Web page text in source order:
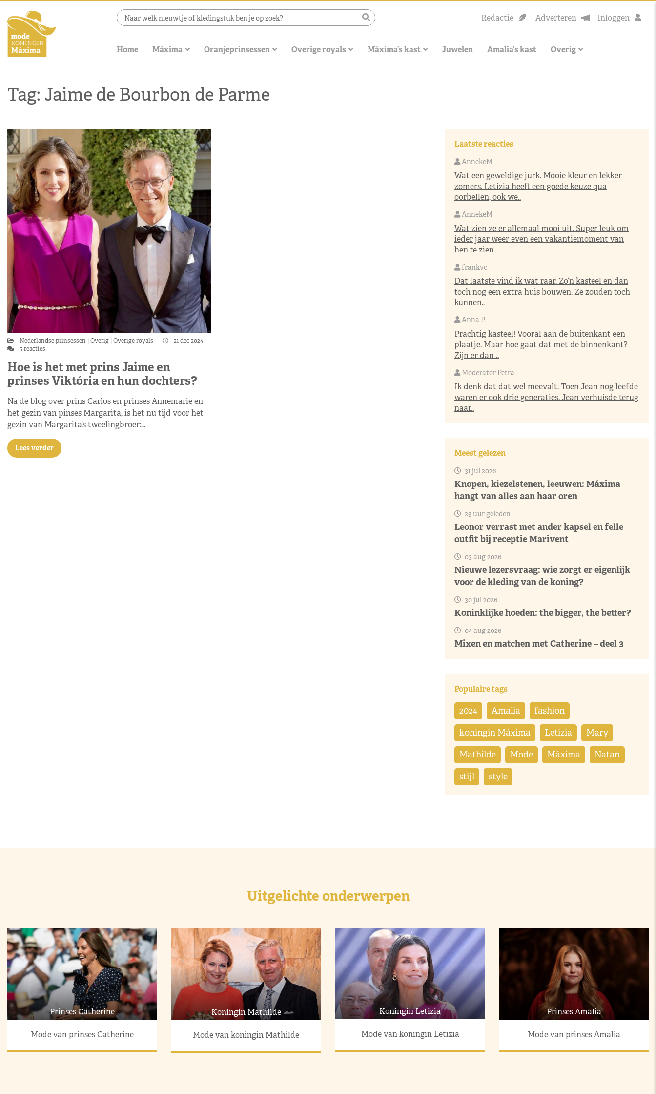
Redactie Adverteren Inloggen
Home Máxima Oranjeprinsessen Overige royals Máxima’s kast Juwelen Amalia’s kast Overig
Tag: Jaime de Bourbon de Parme
Nederlandse prinsessen Overig Overige royals
21 dec 2024
5 reacties
Hoe is het met prins Jaime en
prinses Viktória en hun dochters?
Na de blog over prins Carlos en prinses Annemarie en
het gezin van pinses Margarita, is het nu tijd voor het
gezin van Margarita’s tweelingbroer:…
Lees verder
Laatste reacties
AnnekeM
Wat een geweldige jurk. Mooie kleur en lekker
zomers. Letizia heeft een goede keuze qua
oorbellen, ook we..
AnnekeM
Wat zien ze er allemaal mooi uit. Super leuk om
ieder jaar weer even een vakantiemoment van
hen te zien...
frankvc
Dat laatste vind ik wat raar. Zo’n kasteel en dan
toch nog een extra huis bouwen. Ze zouden toch
kunnen..
Anna P.
Prachtig kasteel! Vooral aan de buitenkant een
plaatje. Maar hoe gaat dat met de binnenkant?
Zijn er dan ..
Moderator Petra
Ik denk dat dat wel meevalt. Toen Jean nog leefde
waren er ook drie generaties. Jean verhuisde terug
naar..
Meest gelezen
31 jul 2026
Knopen, kiezelstenen, leeuwen: Máxima
hangt van alles aan haar oren
23 uur geleden
Leonor verrast met ander kapsel en felle
outfit bij receptie Marivent
03 aug 2026
Nieuwe lezersvraag: wie zorgt er eigenlijk
voor de kleding van de koning?
30 jul 2026
Koninklijke hoeden: the bigger, the better?
04 aug 2026
Mixen en matchen met Catherine – deel 3
Populaire tags
2024 Amalia fashion
koningin Máxima Letizia Mary
Mathilde Mode Máxima Natan
stijl style
Uitgelichte onderwerpen
Prinses Catherine
Mode van prinses Catherine
Koningin Mathilde
Mode van koningin Mathilde
Koningin Letizia
Mode van koningin Letizia
Prinses Amalia
Mode van prinses Amalia